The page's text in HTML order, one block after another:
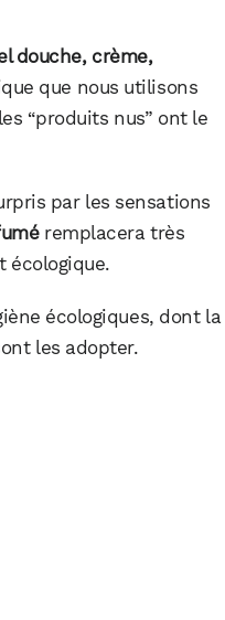
douche, crème,
que nous utilisons
“produits nus” ont le
par les sensations
remplacera très
écologique.
écologiques, dont la
les adopter.